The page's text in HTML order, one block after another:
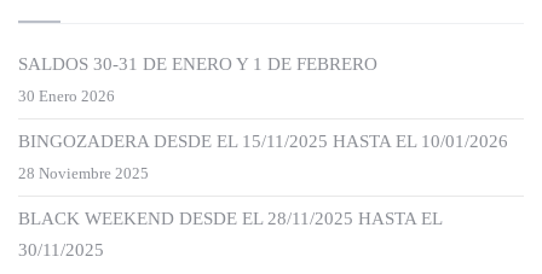
SALDOS 30-31 DE ENERO Y 1 DE FEBRERO
30 Enero 2026
BINGOZADERA DESDE EL 15/11/2025 HASTA EL 10/01/2026
28 Noviembre 2025
BLACK WEEKEND DESDE EL 28/11/2025 HASTA EL
30/11/2025